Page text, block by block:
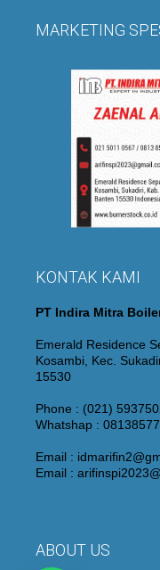
MARKETING
KONTAK KAMI
PT Indira Mitra
Emerald Residence
Kosambi, Kec.
15530
Phone : (021)
Whatshap :
Email :
Email :
ABOUT US